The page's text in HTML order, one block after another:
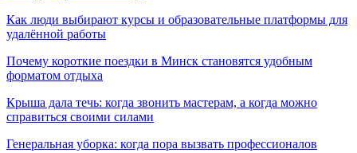
Как люди выбирают курсы и образовательные платформы для
удалённой работы
Почему короткие поездки в Минск становятся удобным
форматом отдыха
Крыша дала течь: когда звонить мастерам, а когда можно
справиться своими силами
Генеральная уборка: когда пора вызвать профессионалов